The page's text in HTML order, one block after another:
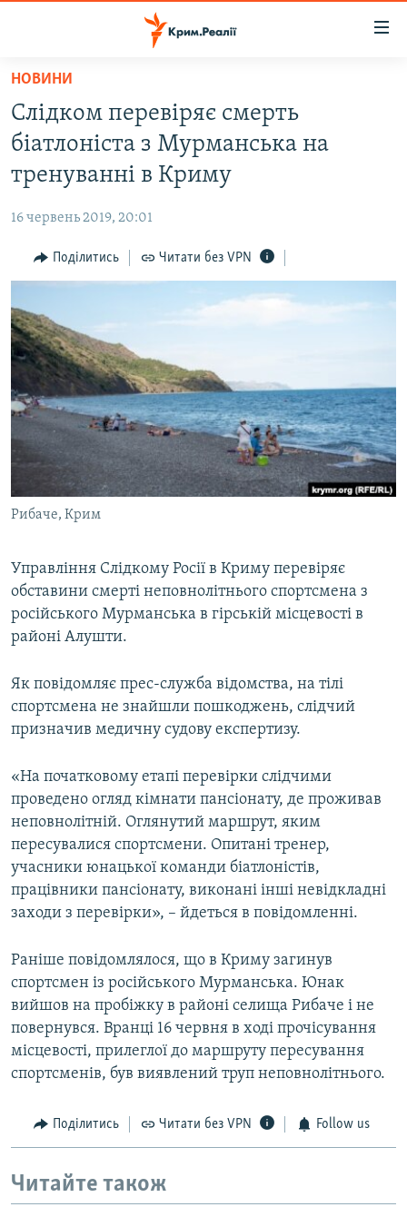
Перейти
основного
матеріалу
до
основної
навігації
Перейти
до
ВОДА.КРИМ
БЛОГИ
ПОГЛЯД
ВСЕ ЗА ДЕНЬ
СПЕЦПРОЕКТИ
ДЕПОРТАЦІЯ
ВІДЕОУРОКИ «ELIFBE»
СВІДЧЕННЯ ОКУПАЦІЇ
УКРАЇНСЬКА ПРОБЛЕМА КРИМУ
ІНФОГРАФІКА
ЯК ОБІЙТИ БЛОКУВАННЯ
Русский
Qırımtatar
ДОЛУЧАЙСЯ!
Усі сайти RFE/RL
НОВИНИ
Слідком перевіряє смерть
біатлоніста з Мурманська на
тренуванні в Криму
16 червень 2019, 20:01
Поділитись Читати без VPN
Рибаче, Крим
Управління Слідкому Росії в Криму перевіряє
обставини смерті неповнолітнього спортсмена з
російського Мурманська в гірській місцевості в
районі Алушти.
Як повідомляє прес-служба відомства, на тілі
спортсмена не знайшли пошкоджень, слідчий
призначив медичну судову експертизу.
«На початковому етапі перевірки слідчими
проведено огляд кімнати пансіонату, де проживав
неповнолітній. Оглянутий маршрут, яким
пересувалися спортсмени. Опитані тренер,
учасники юнацької команди біатлоністів,
працівники пансіонату, виконані інші невідкладні
заходи з перевірки», – йдеться в повідомленні.
Раніше повідомлялося, що в Криму загинув
спортсмен із російського Мурманська. Юнак
вийшов на пробіжку в районі селища Рибаче і не
повернувся. Вранці 16 червня в ході прочісування
місцевості, прилеглої до маршруту пересування
спортсменів, був виявлений труп неповнолітнього.
Поділитись Читати без VPN Follow us
Читайте також